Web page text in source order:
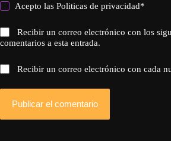
Acepto lasPoliticas de privacidad*
Recibir un correo electrónico con los
comentarios a esta entrada.
Recibir un correo electrónico con cada
Publicar el comentario